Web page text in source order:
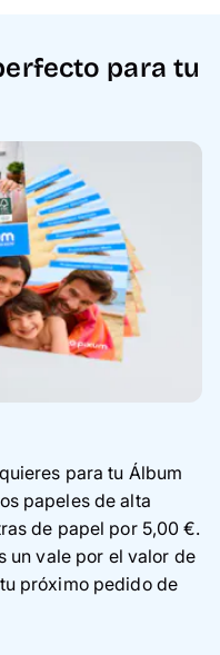
para tu
para tu Álbum
papeles de alta
de papel por 5,00 €.
un vale por el valor de
próximo pedido de